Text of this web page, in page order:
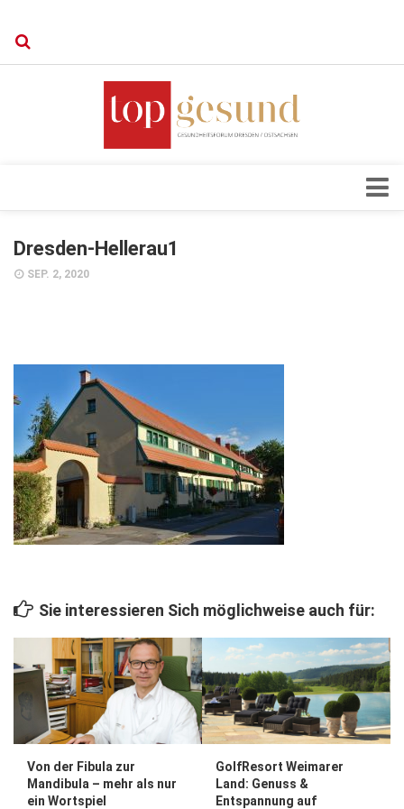
Verkaufsstellen
Kontakt, Impressum und Rechtliche Angaben
Datenschutzerklärung
Forschung
Schönheit & Wohlbefinden
Special
Wirtschaft, Recht, Finanzen
Zahn, Mund, Kiefer
Forum Gesundheit
Allgemein
Hören
Lebensart
Dresden-Hellerau1
SEP. 2, 2020
Sie interessieren Sich möglichweise auch für:
Von der Fibula zur
Mandibula – mehr als nur
ein Wortspiel
GolfResort Weimarer
Land: Genuss &
Entspannung auf